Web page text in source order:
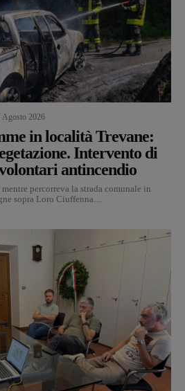
Agosto 2026
in località Trevane:
Intervento di
antincendio
percorreva la strada comunale in
sopra Loro Ciuffenna....